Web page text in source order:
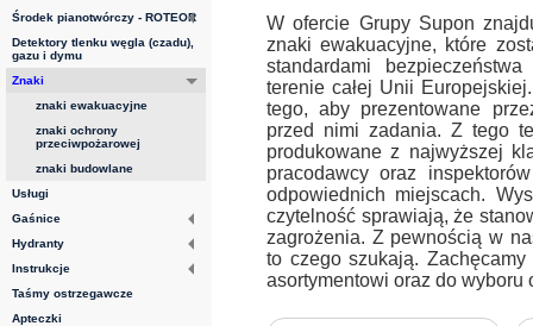
Środek pianotwórczy - ROTEOR
Detektory tlenku węgla (czadu),
gazu i dymu
Znaki
znaki ewakuacyjne
znaki ochrony
przeciwpożarowej
znaki budowlane
Usługi
Gaśnice
Hydranty
Instrukcje
Taśmy ostrzegawcze
Apteczki
W ofercie Grupy Supon
znaki ewakuacyjne, które
standardami
terenie całej Unii
tego, aby prezentowane
przed nimi zadania. Z tego
produkowane z najwyższej
pracodawcy oraz
odpowiednich miejscach.
czytelność sprawiają, że
zagrożenia. Z pewnością w
to czego szukają.
asortymentowi oraz do